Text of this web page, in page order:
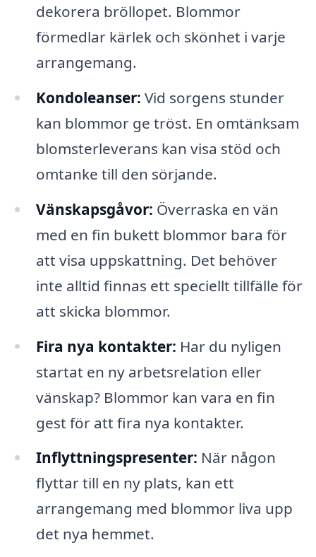
dekorera bröllopet. Blommor
förmedlar kärlek och skönhet i varje
arrangemang.
Kondoleanser: Vid sorgens stunder
kan blommor ge tröst. En omtänksam
blomsterleverans kan visa stöd och
omtanke till den sörjande.
Vänskapsgåvor: Överraska en vän
med en fin bukett blommor bara för
att visa uppskattning. Det behöver
inte alltid finnas ett speciellt tillfälle för
att skicka blommor.
Fira nya kontakter: Har du nyligen
startat en ny arbetsrelation eller
vänskap? Blommor kan vara en fin
gest för att fira nya kontakter.
Inflyttningspresenter: När någon
flyttar till en ny plats, kan ett
arrangemang med blommor liva upp
det nya hemmet.